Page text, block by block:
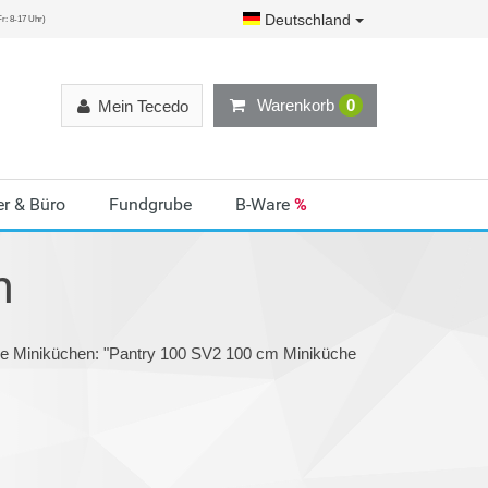
8-17 Uhr) Deutschland
Warenkorb 0
Mein Tecedo
& Büro Fundgrube B-Ware %
Miniküchen: "Pantry 100 SV2 100 cm Miniküche